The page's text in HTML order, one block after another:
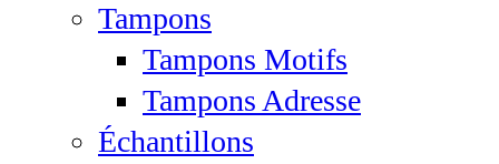
Tampons
Tampons Motifs
Tampons Adresse
Échantillons